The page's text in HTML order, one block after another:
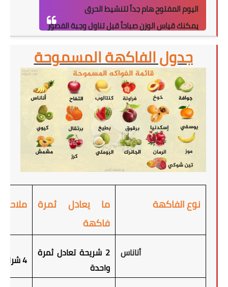
اليوم المفتوح هام جداً لتنشيط الحرق
يمكنك قياس الوزن صباحاً قبل تناول وجبة الفطور
جدول الفاكهة المسموحة
نوع الفاكهة
ما يعادل ثمرة
فاكهة
أناناس
2 شريحة تعادل ثمرة
واحدة
4 شرائح بديل لوجبة الفاكهة